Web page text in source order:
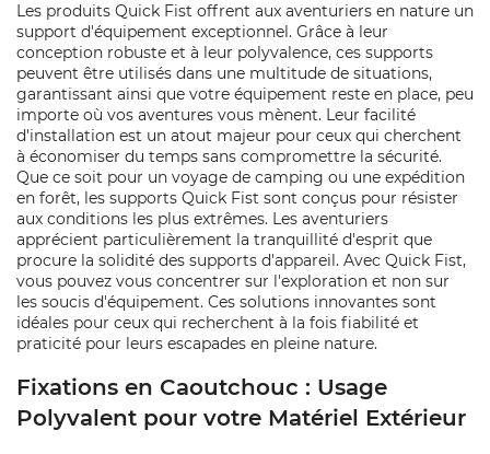
Les produits Quick Fist offrent aux aventuriers en nature un
support d'équipement exceptionnel. Grâce à leur
conception robuste et à leur polyvalence, ces supports
peuvent être utilisés dans une multitude de situations,
garantissant ainsi que votre équipement reste en place, peu
importe où vos aventures vous mènent. Leur facilité
d'installation est un atout majeur pour ceux qui cherchent
à économiser du temps sans compromettre la sécurité.
Que ce soit pour un voyage de camping ou une expédition
en forêt, les supports Quick Fist sont conçus pour résister
aux conditions les plus extrêmes. Les aventuriers
apprécient particulièrement la tranquillité d'esprit que
procure la solidité des supports d'appareil. Avec Quick Fist,
vous pouvez vous concentrer sur l'exploration et non sur
les soucis d'équipement. Ces solutions innovantes sont
idéales pour ceux qui recherchent à la fois fiabilité et
praticité pour leurs escapades en pleine nature.
Fixations en Caoutchouc : Usage
Polyvalent pour votre Matériel Extérieur